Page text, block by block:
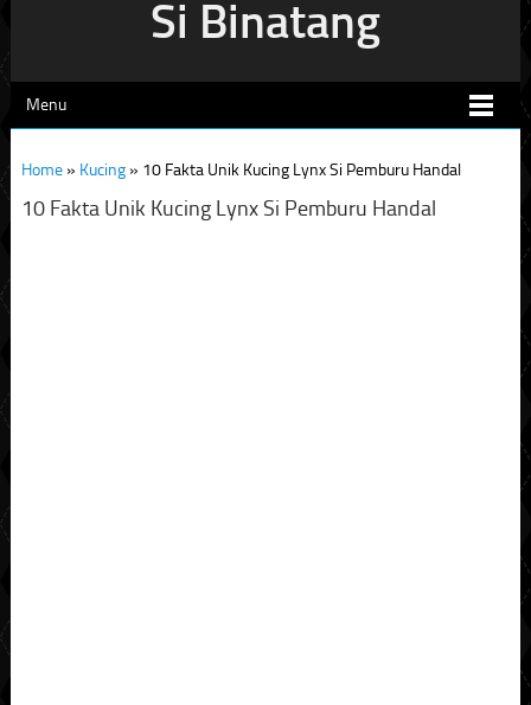
Si Binatang
Menu
Home» Kucing» 10 Fakta Unik Kucing Lynx Si Pemburu Handal
10 Fakta Unik Kucing Lynx Si Pemburu Handal